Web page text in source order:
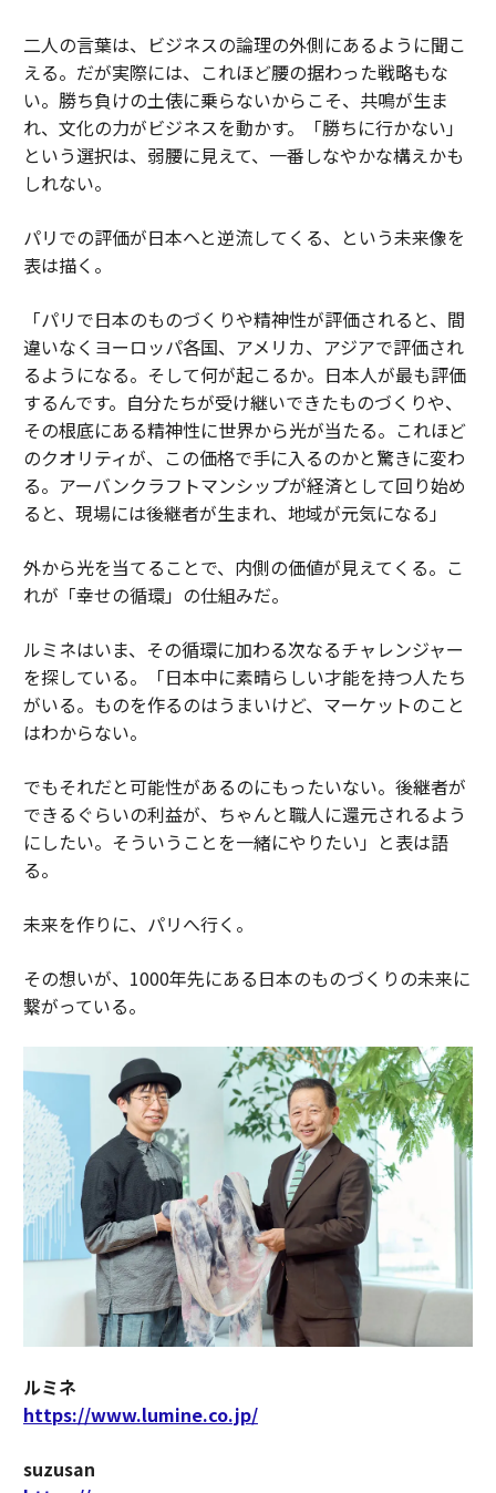
二人の言葉は、ビジネスの論理の外側にあるように聞こ
える。だが実際には、これほど腰の据わった戦略もな
い。勝ち負けの土俵に乗らないからこそ、共鳴が生ま
れ、文化の力がビジネスを動かす。「勝ちに行かない」
という選択は、弱腰に見えて、一番しなやかな構えかも
しれない。
パリでの評価が日本へと逆流してくる、という未来像を
表は描く。
「パリで日本のものづくりや精神性が評価されると、間
違いなくヨーロッパ各国、アメリカ、アジアで評価され
るようになる。そして何が起こるか。日本人が最も評価
するんです。自分たちが受け継いできたものづくりや、
その根底にある精神性に世界から光が当たる。これほど
のクオリティが、この価格で手に入るのかと驚きに変わ
る。アーバンクラフトマンシップが経済として回り始め
ると、現場には後継者が生まれ、地域が元気になる」
外から光を当てることで、内側の価値が見えてくる。こ
れが「幸せの循環」の仕組みだ。
ルミネはいま、その循環に加わる次なるチャレンジャー
を探している。「日本中に素晴らしい才能を持つ人たち
がいる。ものを作るのはうまいけど、マーケットのこと
はわからない。
でもそれだと可能性があるのにもったいない。後継者が
できるぐらいの利益が、ちゃんと職人に還元されるよう
にしたい。そういうことを一緒にやりたい」と表は語
る。
未来を作りに、パリへ行く。
その想いが、1000年先にある日本のものづくりの未来に
繋がっている。
ルミネ
https://www.lumine.co.jp/
suzusan